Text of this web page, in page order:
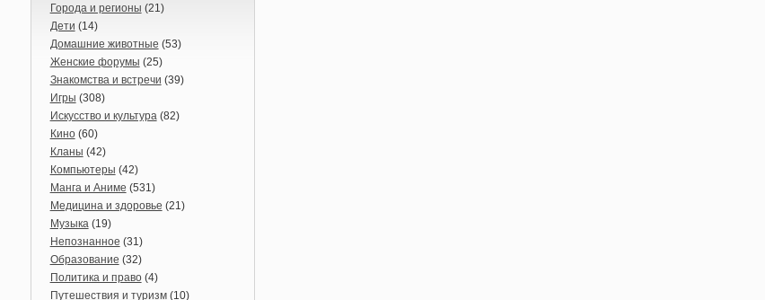
Города и регионы (21)
Дети (14)
Домашние животные (53)
Женские форумы (25)
Знакомства и встречи (39)
Игры (308)
Искусство и культура(82)
Кино(60)
Кланы (42)
Компьютеры (42)
Манга и Аниме (531)
Медицина и здоровье (21)
Музыка(19)
Непознанное (31)
Образование (32)
Политика и право(4)
Путешествия и туризм(10)